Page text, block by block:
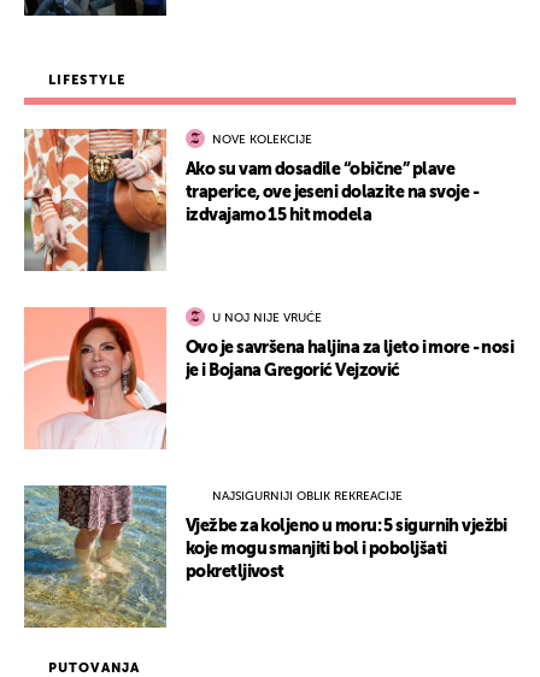
PUTOVANJA
LIFESTYLE
NOVE KOLEKCIJE
Ako su vam dosadile “obične” plave
traperice, ove jeseni dolazite na svoje -
izdvajamo 15 hit modela
U NOJ NIJE VRUĆE
Ovo je savršena haljina za ljeto i more - nosi
je i Bojana Gregorić Vejzović
NAJSIGURNIJI OBLIK REKREACIJE
Vježbe za koljeno u moru: 5 sigurnih vježbi
koje mogu smanjiti bol i poboljšati
pokretljivost